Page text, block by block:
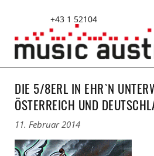
springen
+43 1 52104
DIE 5/8ERL IN EHR`N
ÖSTERREICH UND
11. Februar 2014